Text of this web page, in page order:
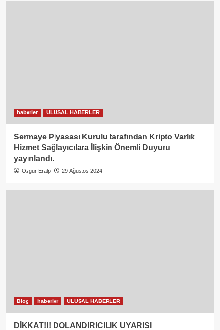
haberler ULUSAL HABERLER
Sermaye Piyasası Kurulu tarafından Kripto Varlık
Hizmet Sağlayıcılara İlişkin Önemli Duyuru
yayınlandı.
Özgür Eralp 29 Ağustos 2024
Blog haberler ULUSAL HABERLER
DİKKAT!!! DOLANDIRICILIK UYARISI